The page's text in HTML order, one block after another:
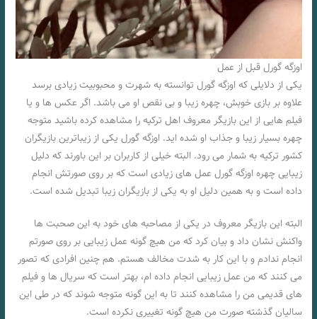
اوزگه گورل قبل از عمل
یکی از دلایلی که اوزگه گورل توانسته به شهرت و محبوبیت زیادی برسد
علاوه بر بازی خوبش، چهره زیبا و بی نقص او می باشد. اگر عکس ها و یا
فیلم هایی از این بازیگر معروف اهل ترکیه را مشاهده کرده باشید متوجه
چهره بسیار زیبا و جذاب او شده اید. اوزگه گورل یکی از زیباترین بازیگران
کشور ترکیه به شمار می رود. البته خیلی از کاربران بر این باورند که دلیل
زیبایی چهره اوزگه گورل عمل های زیادی است که بر روی صورتش انجام
داده است و به همین دلیل او به یکی از بازیگران زیبا تبدیل شده است.
البته این بازیگر معروف در یکی از مصاحبه های خود به این صحبت‌ ها
واکنش نشان داد و بیان کرد که من هیچ گونه عمل زیبایی بر روی صورتم
انجام ندادم و با این کار به شدت مخالف هستم. هم چنین افرادی که تصور
می‌ کنند که من عمل زیبایی انجام داده ام، بهتر است که سریال ها و فیلم
های قدیمی من را مشاهده کنند تا به این گونه متوجه شوند که در طی این
سالیان گذشته صورت من هیچ گونه تغییری نکرده است.